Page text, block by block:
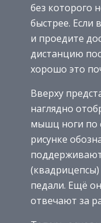
без которого
быстрее. Если
и проедите
дистанцию
хорошо это
Вверху
наглядно
мышц ноги по
рисунке
педали. Ещё
отвечают за